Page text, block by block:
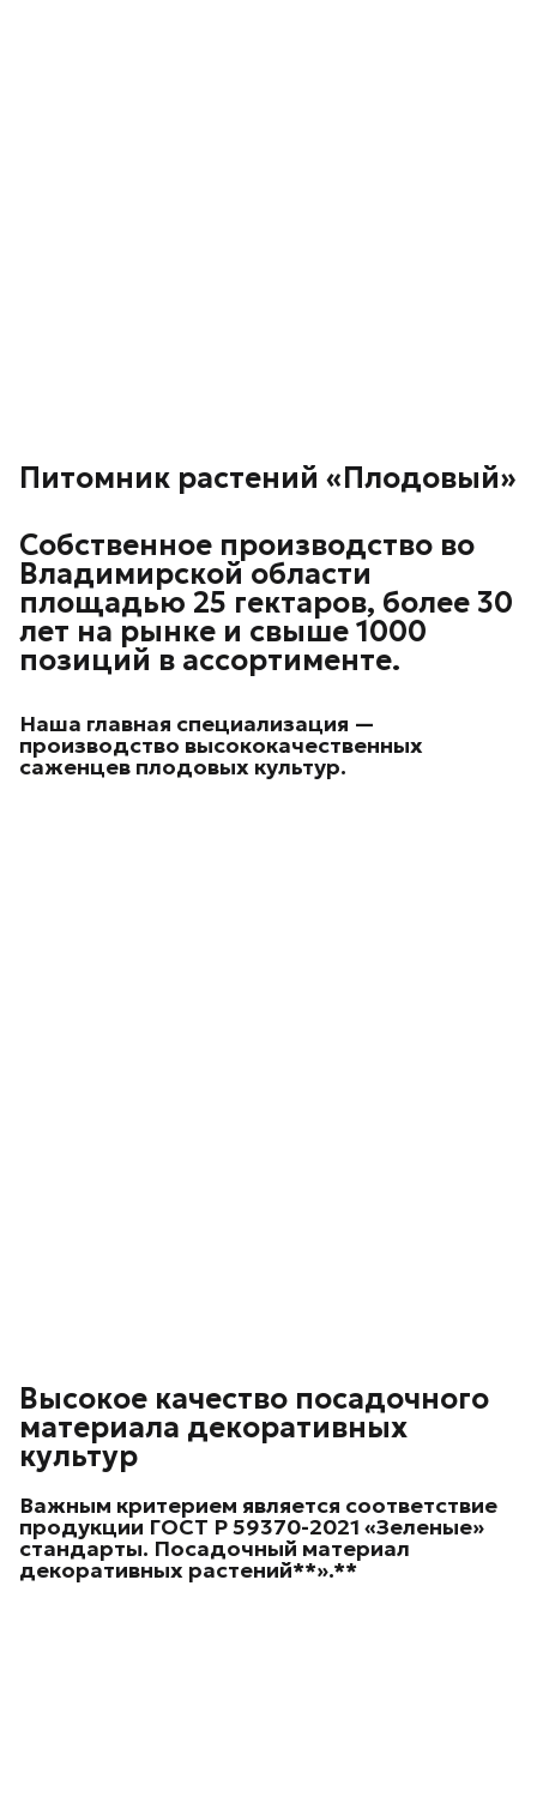
Питомник растений «Плодовый»
Собственное производство во
Владимирской области
площадью 25 гектаров, более 30
лет на рынке и свыше 1000
позиций в ассортименте.
Наша главная специализация —
производство высококачественных
саженцев плодовых культур.
Высокое качество посадочного
материала декоративных
культур
Важным критерием является соответствие
продукции ГОСТ Р 59370-2021 «Зеленые»
стандарты. Посадочный материал
декоративных растений**».**